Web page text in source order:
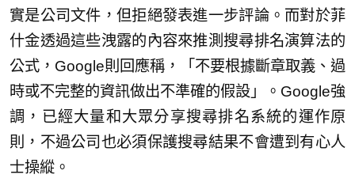
實是公司文件，但拒絕發表進一步評論。而對於菲
什金透過這些洩露的內容來推測搜尋排名演算法的
公式，Google則回應稱，「不要根據斷章取義、過
時或不完整的資訊做出不準確的假設」。Google強
調，已經大量和大眾分享搜尋排名系統的運作原
則，不過公司也必須保護搜尋結果不會遭到有心人
士操縱。